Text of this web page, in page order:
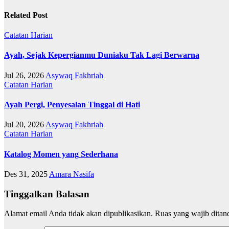
Related Post
Catatan Harian
Ayah, Sejak Kepergianmu Duniaku Tak Lagi Berwarna
Jul 26, 2026 Asywaq Fakhriah
Catatan Harian
Ayah Pergi, Penyesalan Tinggal di Hati
Jul 20, 2026 Asywaq Fakhriah
Catatan Harian
Katalog Momen yang Sederhana
Des 31, 2025 Amara Nasifa
Tinggalkan Balasan
Alamat email Anda tidak akan dipublikasikan. Ruas yang wajib